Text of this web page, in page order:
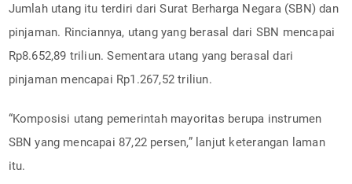
Jumlah utang itu terdiri dari Surat Berharga Negara (SBN) dan
pinjaman. Rinciannya, utang yang berasal dari SBN mencapai
Rp8.652,89 triliun. Sementara utang yang berasal dari
pinjaman mencapai Rp1.267,52 triliun.
“Komposisi utang pemerintah mayoritas berupa instrumen
SBN yang mencapai 87,22 persen,” lanjut keterangan laman
itu.